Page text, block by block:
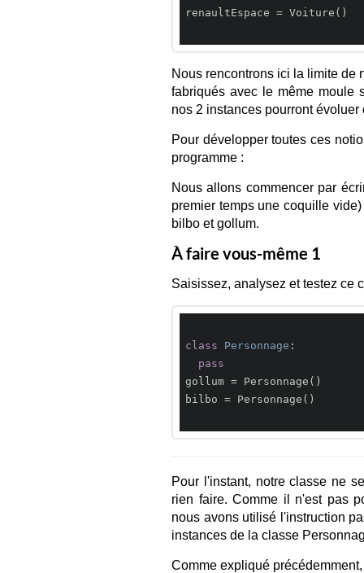
renaultEspace = Voiture()
Nous rencontrons ici la limite de
fabriqués avec le même moule
nos 2 instances pourront évoluer
Pour développer toutes ces
programme :
Nous allons commencer par
premier temps une coquille
bilbo et gollum.
À faire vous-même 1
Saisissez, analysez et testez ce
class Personnage :
pass
gollum = Personnage()
bilbo = Personnage()
Pour l'instant, notre classe ne
rien faire. Comme il n'est pas
nous avons utilisé l'instruction
instances de la classe
Comme expliqué